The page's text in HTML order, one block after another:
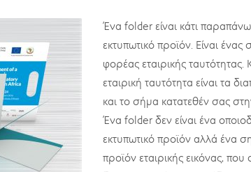
Ένα folder είναι κάτι
εκτυπωτικό προϊόν. Είναι ένας
φορέας εταιρικής ταυτότητας.
εταιρική ταυτότητα είναι τα
και το σήμα κατατεθέν σας
Ένα folder δεν είναι ένα
εκτυπωτικό προϊόν αλλά ένα
προϊόν εταιρικής εικόνας, που